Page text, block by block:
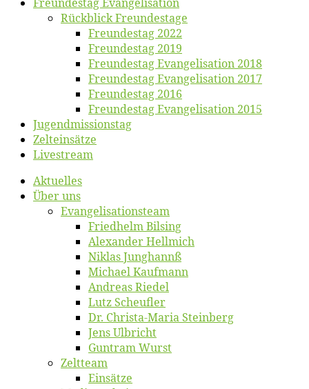
Rück­blick Freundestage
Freun­des­tag 2022
Freun­des­tag 2019
Freun­des­tag Evan­ge­li­sa­ti­on 2018
Freun­des­tag Evan­ge­li­sa­ti­on 2017
Freun­des­tag 2016
Freun­des­tag Evan­ge­li­sa­ti­on 2015
Jugend­mis­sions­tag
Zelt­ein­sät­ze
Live­stream
Ak­tu­el­les
Über uns
Evangelisa­tions­team
Fried­helm Bilsing
Alex­an­der Hellmich
Ni­klas Junghannß
Mi­cha­el Kaufmann
An­dre­as Riedel
Lutz Scheuf­ler
Dr. Chris­­ta-Ma­ria Steinberg
Jens Ulb­richt
Gun­tram Wurst
Zelt­team
Ein­sät­ze